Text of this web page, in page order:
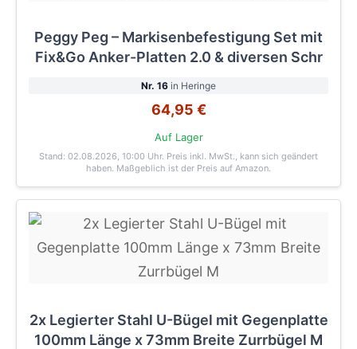
Peggy Peg – Markisenbefestigung Set mit
Fix&Go Anker-Platten 2.0 & diversen Schr
Nr. 16 in Heringe
64,95 €
Auf Lager
Stand: 02.08.2026, 10:00 Uhr. Preis inkl. MwSt., kann sich geändert
haben. Maßgeblich ist der Preis auf Amazon.
2x Legierter Stahl U-Bügel mit Gegenplatte
100mm Länge x 73mm Breite Zurrbügel M